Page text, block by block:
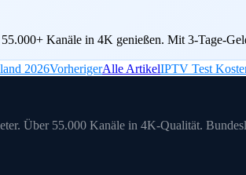
Kanäle in 4K genießen. Mit 3-Tage-
2026VorherigerAlle ArtikelIPTV Test
Über 55.000 Kanäle in 4K-Qualität.